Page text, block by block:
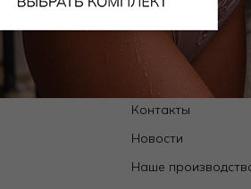
собственного
О компании
Магазины
Контакты
Новости
Наше